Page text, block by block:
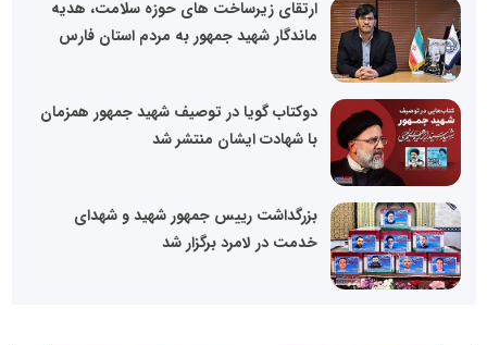
ماندگار شهید جمهور به مردم استان فارس
دوکتاب گویا در توصیف شهید جمهور همزمان
با شهادت ایشان منتشر شد
بزرگداشت رییس جمهور شهید و شهدای
خدمت در لامرد برگزار شد